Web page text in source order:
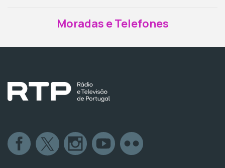
Moradas e Telefones